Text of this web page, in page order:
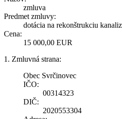
zmluva
Predmet zmluvy:
dotácia na rekonštrukciu
Cena:
15 000,00 EUR
1. Zmluvná strana:
Obec Svrčinovec
IČO:
00314323
DIČ:
2020553304